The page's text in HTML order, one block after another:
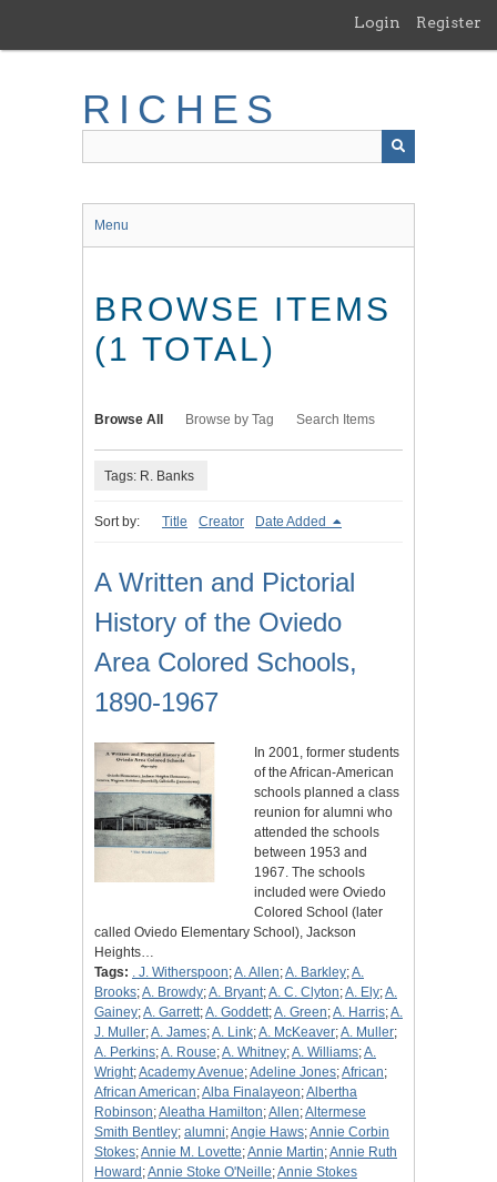
main
Login Register
RICHES
Menu
BROWSE ITEMS
(1 TOTAL)
Browse All Browse by Tag Search Items
Tags: R. Banks
Sort by: Title Creator Date Added
A Written and Pictorial
History of the Oviedo
Area Colored Schools,
1890-1967
In 2001, former students
of the African-American
schools planned a class
reunion for alumni who
attended the schools
between 1953 and
1967. The schools
included were Oviedo
Colored School (later
called Oviedo Elementary School), Jackson
Heights…
Tags: . J. Witherspoon;A. Allen;A. Barkley;A.
Brooks;A. Browdy;A. Bryant;A. C. Clyton;A. Ely;A.
Gainey;A. Garrett;A. Goddett;A. Green;A. Harris;A.
J. Muller;A. James;A. Link;A. McKeaver;A. Muller;
A. Perkins;A. Rouse;A. Whitney;A. Williams;A.
Wright;Academy Avenue;Adeline Jones;African;
African American;Alba Finalayeon;Albertha
Robinson;Aleatha Hamilton;Allen;Altermese
Smith Bentley; alumni;Angie Haws;Annie Corbin
Stokes;Annie M. Lovette;Annie Martin;Annie Ruth
Howard ;Annie Stoke O'Neille;Annie Stokes